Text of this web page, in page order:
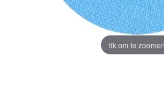
tik om te zoomen